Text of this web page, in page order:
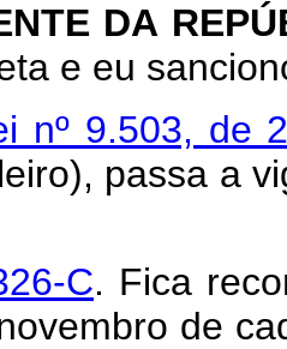
DA
e eu
nº 9.503, de
passa a
C. Fica
de